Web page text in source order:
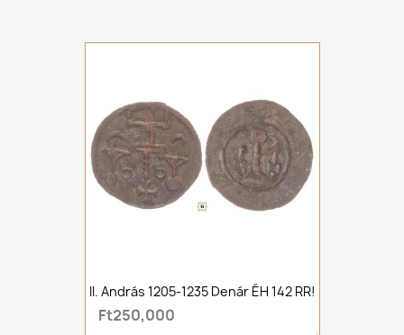
II. András 1205-1235 Denár ÉH 142 RR!
Ft250,000